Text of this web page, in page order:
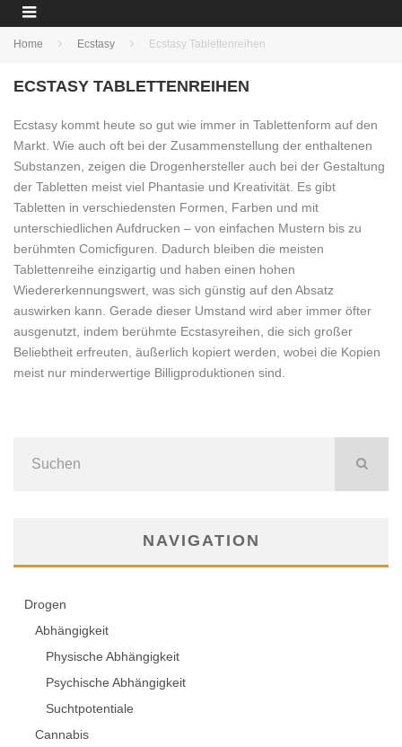
Home Ecstasy Ecstasy Tablettenreihen
ECSTASY TABLETTENREIHEN
Ecstasy kommt heute so gut wie immer in Tablettenform auf den
Markt. Wie auch oft bei der Zusammenstellung der enthaltenen
Substanzen, zeigen die Drogenhersteller auch bei der Gestaltung
der Tabletten meist viel Phantasie und Kreativität. Es gibt
Tabletten in verschiedensten Formen, Farben und mit
unterschiedlichen Aufdrucken – von einfachen Mustern bis zu
berühmten Comicfiguren. Dadurch bleiben die meisten
Tablettenreihe einzigartig und haben einen hohen
Wiedererkennungswert, was sich günstig auf den Absatz
auswirken kann. Gerade dieser Umstand wird aber immer öfter
ausgenutzt, indem berühmte Ecstasyreihen, die sich großer
Beliebtheit erfreuten, äußerlich kopiert werden, wobei die Kopien
meist nur minderwertige Billigproduktionen sind.
NAVIGATION
Drogen
Abhängigkeit
Physische Abhängigkeit
Psychische Abhängigkeit
Suchtpotentiale
Cannabis